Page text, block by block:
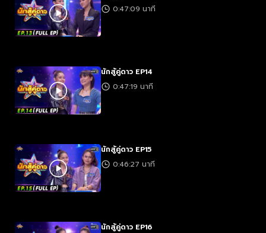
0:47:09 นาที
นักสู้คู่ดาว EP14
0:47:19 นาที
นักสู้คู่ดาว EP15
0:46:27 นาที
นักสู้คู่ดาว EP16